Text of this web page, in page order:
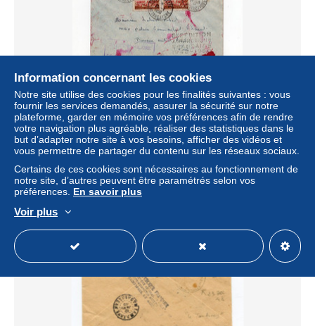
!!! TAAF, PLI POLAIRE COMMANDANT CHARCOT
CACHET TERRE ADELIE DU 15/2/1949
± 231,12 $US
Information concernant les cookies
Notre site utilise des cookies pour les finalités suivantes : vous
fournir les services demandés, assurer la sécurité sur notre
plateforme, garder en mémoire vos préférences afin de rendre
votre navigation plus agréable, réaliser des statistiques dans le
but d’adapter notre site à vos besoins, afficher des vidéos et
vous permettre de partager du contenu sur les réseaux sociaux.
Certains de ces cookies sont nécessaires au fonctionnement de
notre site, d’autres peuvent être paramétrés selon vos
préférences. En savoir plus
Voir plus